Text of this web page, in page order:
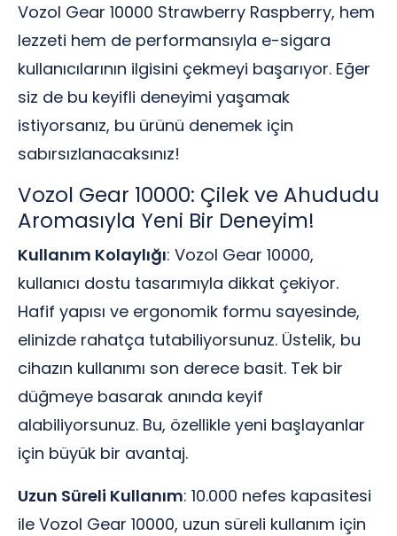
Vozol Gear 10000 Strawberry Raspberry, hem
lezzeti hem de performansıyla e-sigara
kullanıcılarının ilgisini çekmeyi başarıyor. Eğer
siz de bu keyifli deneyimi yaşamak
istiyorsanız, bu ürünü denemek için
sabırsızlanacaksınız!
Vozol Gear 10000: Çilek ve Ahududu
Aromasıyla Yeni Bir Deneyim!
Kullanım Kolaylığı: Vozol Gear 10000,
kullanıcı dostu tasarımıyla dikkat çekiyor.
Hafif yapısı ve ergonomik formu sayesinde,
elinizde rahatça tutabiliyorsunuz. Üstelik, bu
cihazın kullanımı son derece basit. Tek bir
düğmeye basarak anında keyif
alabiliyorsunuz. Bu, özellikle yeni başlayanlar
için büyük bir avantaj.
Uzun Süreli Kullanım: 10.000 nefes kapasitesi
ile Vozol Gear 10000, uzun süreli kullanım için